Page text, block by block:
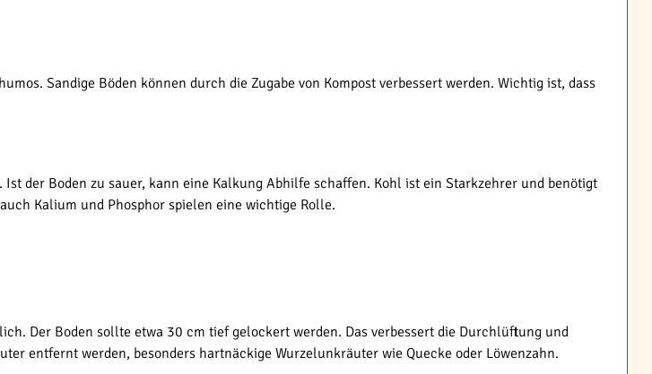
Sandige Böden können durch die Zugabe von Kompost verbessert werden. Wichtig ist, dass
der Boden zu sauer, kann eine Kalkung Abhilfe schaffen. Kohl ist ein Starkzehrer und benötigt
Kalium und Phosphor spielen eine wichtige Rolle.
Der Boden sollte etwa 30 cm tief gelockert werden. Das verbessert die Durchlüftung und
entfernt werden, besonders hartnäckige Wurzelunkräuter wie Quecke oder Löwenzahn.